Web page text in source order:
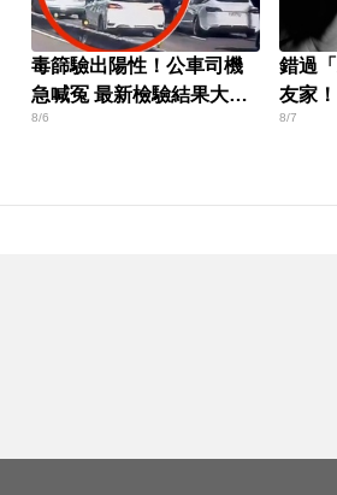
毒篩驗出陽性！公車司機
急喊冤 最新檢驗結果大逆
轉
8/6
錯過
友家
8/7
鍵：玩法完全不一樣